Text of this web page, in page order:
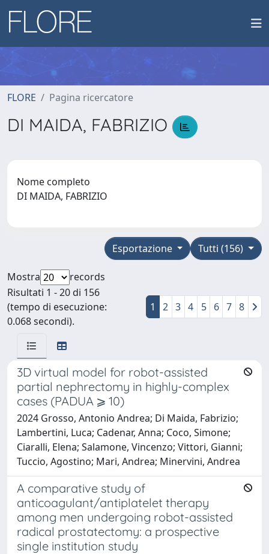
FLORE Pagina ricercatore
DI MAIDA, FABRIZIO
Nome completo
DI MAIDA, FABRIZIO
Tutti (156)
Esportazione
Mostra
records
Risultati 1 - 20 di 156
(tempo di esecuzione:
0.068 secondi).
1 2 3 4 5 6 7 8
3D virtual model for robot-assisted
partial nephrectomy in highly-complex
cases (PADUA ⩾ 10)
2024 Grosso, Antonio Andrea; Di Maida, Fabrizio;
Lambertini, Luca; Cadenar, Anna; Coco, Simone;
Ciaralli, Elena; Salamone, Vincenzo; Vittori, Gianni;
Tuccio, Agostino; Mari, Andrea; Minervini, Andrea
A comparative study of
anticoagulant/antiplatelet therapy
among men undergoing robot-assisted
radical prostatectomy: a prospective
single institution study